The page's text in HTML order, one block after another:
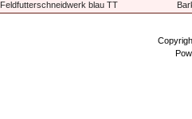
Feldfutterschneidwerk blau TT